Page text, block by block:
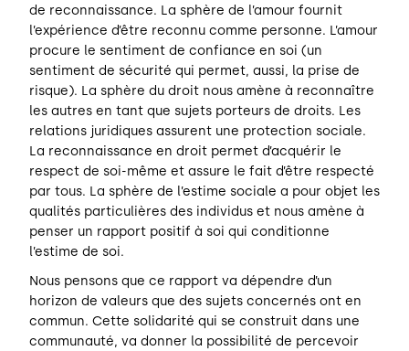
de reconnaissance. La sphère de l’amour fournit
l’expérience d’être reconnu comme personne. L’amour
procure le sentiment de confiance en soi (un
sentiment de sécurité qui permet, aussi, la prise de
risque). La sphère du droit nous amène à reconnaître
les autres en tant que sujets porteurs de droits. Les
relations juridiques assurent une protection sociale.
La reconnaissance en droit permet d’acquérir le
respect de soi-même et assure le fait d’être respecté
par tous. La sphère de l’estime sociale a pour objet les
qualités particulières des individus et nous amène à
penser un rapport positif à soi qui conditionne
l’estime de soi.
Nous pensons que ce rapport va dépendre d’un
horizon de valeurs que des sujets concernés ont en
commun. Cette solidarité qui se construit dans une
communauté, va donner la possibilité de percevoir